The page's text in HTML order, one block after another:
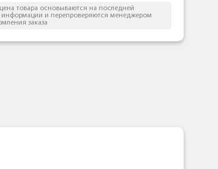
товара основываются на последней
информации и перепроверяются менеджером
заказа